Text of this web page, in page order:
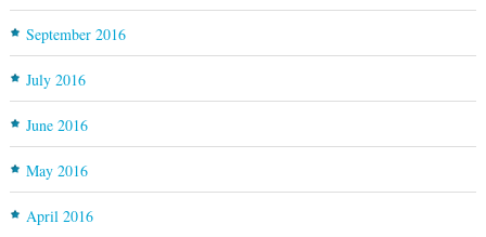
September 2016
July 2016
June 2016
May 2016
April 2016